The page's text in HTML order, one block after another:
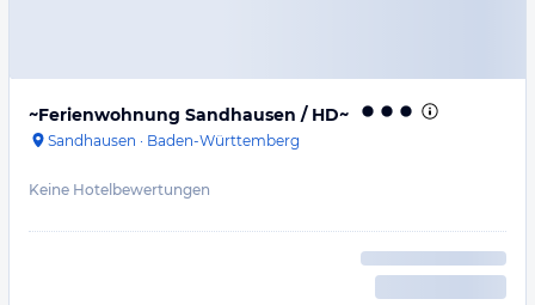
~Ferienwohnung Sandhausen / HD~
Sandhausen · Baden-Württemberg
Keine Hotelbewertungen